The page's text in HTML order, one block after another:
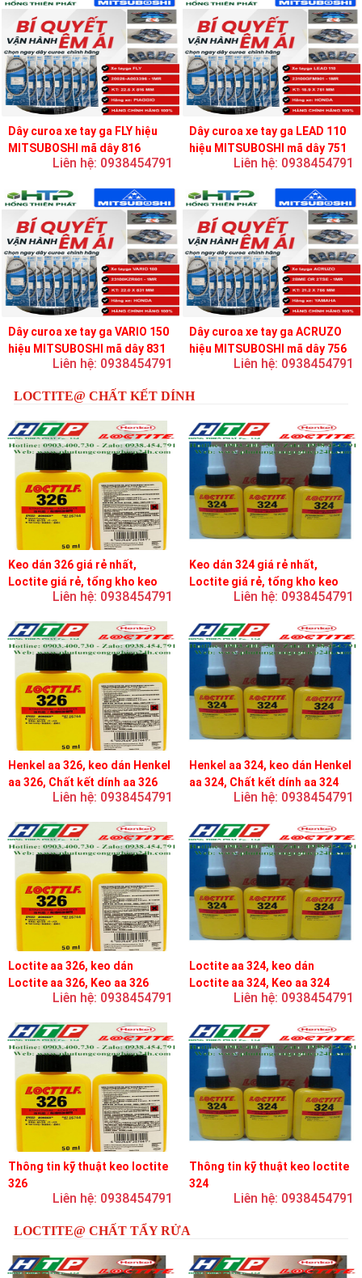
Dây curoa xe tay ga FLY hiệu
MITSUBOSHI mã dây 816
Liên hệ: 0938454791
Dây curoa xe tay ga LEAD 110
hiệu MITSUBOSHI mã dây 751
Liên hệ: 0938454791
Dây curoa xe tay ga VARIO 150
hiệu MITSUBOSHI mã dây 831
Liên hệ: 0938454791
Dây curoa xe tay ga ACRUZO
hiệu MITSUBOSHI mã dây 756
Liên hệ: 0938454791
LOCTITE@ CHẤT KẾT DÍNH
Keo dán 326 giá rẻ nhất,
Loctite giá rẻ, tổng kho keo
Liên hệ: 0938454791
Keo dán 324 giá rẻ nhất,
Loctite giá rẻ, tổng kho keo
Liên hệ: 0938454791
Henkel aa 326, keo dán Henkel
aa 326, Chất kết dính aa 326
Liên hệ: 0938454791
Henkel aa 324, keo dán Henkel
aa 324, Chất kết dính aa 324
Liên hệ: 0938454791
Loctite aa 326, keo dán
Loctite aa 326, Keo aa 326
Liên hệ: 0938454791
Loctite aa 324, keo dán
Loctite aa 324, Keo aa 324
Liên hệ: 0938454791
Thông tin kỹ thuật keo loctite
326
Liên hệ: 0938454791
Thông tin kỹ thuật keo loctite
324
Liên hệ: 0938454791
LOCTITE@ CHẤT TẨY RỬA